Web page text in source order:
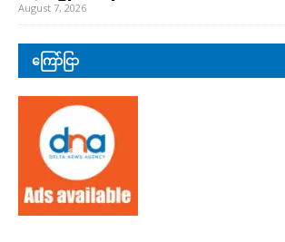
August 7, 2026
ကြော်ငြာ